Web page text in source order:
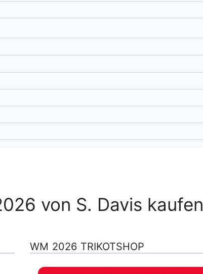
von S. Davis kaufen
WM 2026 TRIKOTSHOP